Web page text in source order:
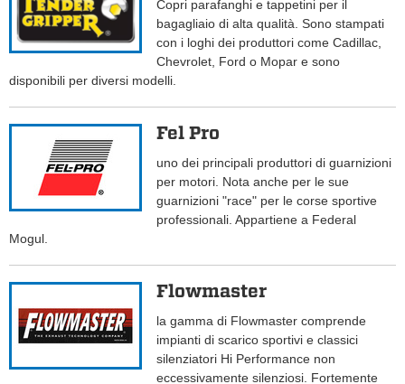
Copri parafanghi e tappetini per il
bagagliaio di alta qualità. Sono stampati
con i loghi dei produttori come Cadillac,
Chevrolet, Ford o Mopar e sono
disponibili per diversi modelli.
Fel Pro
uno dei principali produttori di guarnizioni
per motori. Nota anche per le sue
guarnizioni "race" per le corse sportive
professionali. Appartiene a Federal
Mogul.
Flowmaster
la gamma di Flowmaster comprende
impianti di scarico sportivi e classici
silenziatori Hi Performance non
eccessivamente silenziosi. Fortemente